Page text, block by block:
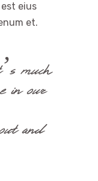
eius
et.
much
in our
and